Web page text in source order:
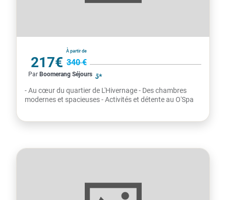
À partir de
217€ 340 €
par personne
Par Boomerang Séjours
KENZI ROSE GARDEN 5*
- Au cœur du quartier de L'Hivernage - Des chambres
modernes et spacieuses - Activités et détente au O'Spa